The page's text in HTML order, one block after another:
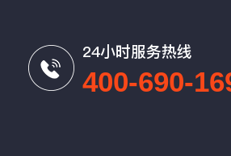
24小时服务热线
400-690-